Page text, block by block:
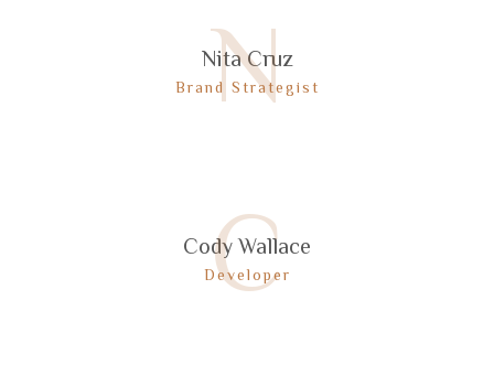
N
Nita Cruz
Brand Strategist
C
Cody Wallace
Developer